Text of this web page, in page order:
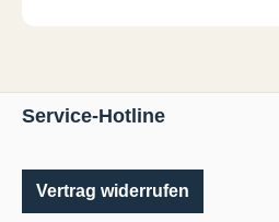
Service-Hotline
Vertrag widerrufen